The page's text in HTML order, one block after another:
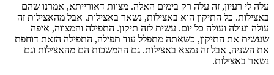
עלה לי רעיון, זה עלה רק בימים האלה. מצוות דאורייתא, אמרנו שהם
באצילות. כל התיקון הוא באצילות, נשאר באצילות. אבל מהאצילות זה
עולה ועולה ועולה כל יום. עשית לזה תיקון. התפילה והמצווה, איפה
שעשית את התיקון, כשאתה מתפלל עוד תפילה, התפילה הזאת דוחפת
את השניה, אבל זה נמצא באצילות. גם ההמשכות הם מהאצילות וגם
נשאר באצילות.